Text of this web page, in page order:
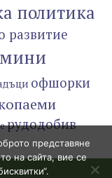
политика
развитие
мини
офшорки
рудодобив
представяне
на сайта, вие се